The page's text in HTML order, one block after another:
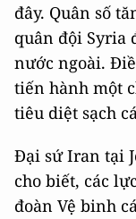
đây. Quân số
quân đội Syria
nước ngoài.
tiến hành một
tiêu diệt sạch
Đại sứ Iran tại
cho biết, các
đoàn Vệ binh